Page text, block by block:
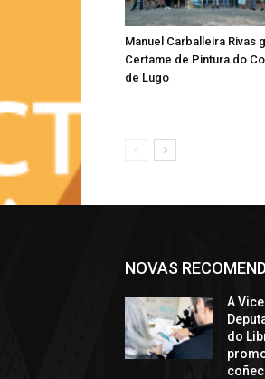
Manuel Carballeira Rivas
Certame de Pintura do
de Lugo
NOVAS
A
do